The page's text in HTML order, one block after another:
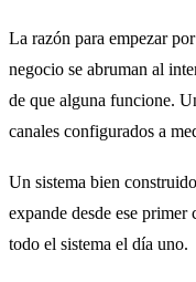
La razón para empezar
negocio se abruman al
de que alguna funcione.
canales configurados a
Un sistema bien
expande desde ese
todo el sistema el día uno.